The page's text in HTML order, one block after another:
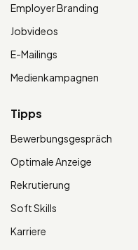
Employer Branding
Jobvideos
E-Mailings
Medienkampagnen
Tipps
Bewerbungsgespräch
Optimale Anzeige
Rekrutierung
Soft Skills
Karriere